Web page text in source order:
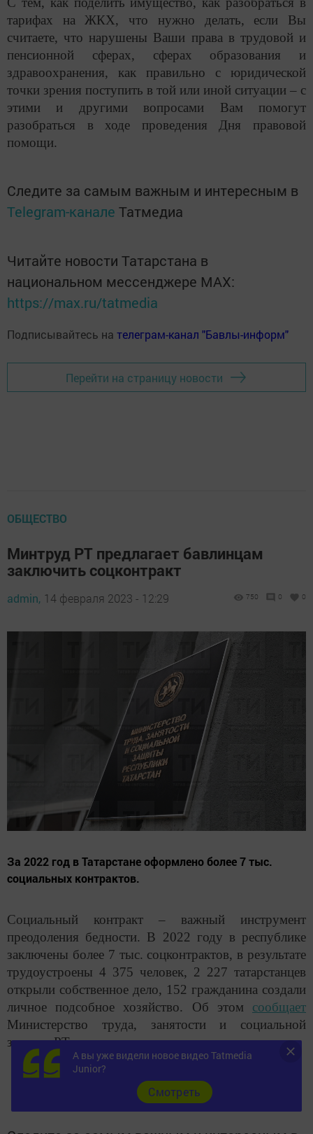
тарифах на ЖКХ, что нужно делать, если Вы
считаете, что нарушены Ваши права в трудовой и
пенсионной сферах, сферах образования и
здравоохранения, как правильно с юридической
точки зрения поступить в той или иной ситуации – с
этими и другими вопросами Вам помогут
разобраться в ходе проведения Дня правовой
помощи.
Следите за самым важным и интересным в
Telegram-канале Татмедиа
Читайте новости Татарстана в
национальном мессенджере MАХ:
https://max.ru/tatmedia
Подписывайтесь на телеграм-канал "Бавлы-информ"
Перейти на страницу новости
ОБЩЕСТВО
Минтруд РТ предлагает бавлинцам
заключить соцконтракт
admin, 14 февраля 2023 - 12:29 750 0 0
За 2022 год в Татарстане оформлено более 7 тыс.
социальных контрактов.
Социальный контракт – важный инструмент
преодоления бедности. В 2022 году в республике
заключены более 7 тыс. соцконтрактов, в результате
трудоустроены 4 375 человек, 2 227 татарстанцев
открыли собственное дело, 152 гражданина создали
личное подсобное хозяйство. Об этом сообщает
Министерство труда, занятости и социальной
защиты РТ.
А вы уже видели новое видео Tatmedia
Junior?
Cмотреть